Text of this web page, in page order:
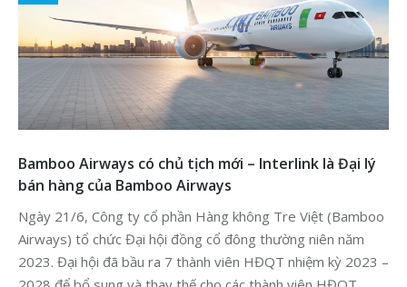
Bamboo Airways có chủ tịch mới – Interlink là Đại lý
bán hàng của Bamboo Airways
Ngày 21/6, Công ty cổ phần Hàng không Tre Việt (Bamboo
Airways) tổ chức Đại hội đồng cổ đông thường niên năm
2023. Đại hội đã bầu ra 7 thành viên HĐQT nhiệm kỳ 2023 –